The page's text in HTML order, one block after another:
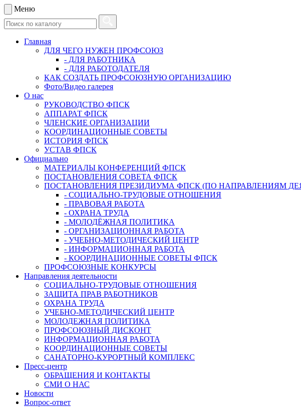
Меню
Главная
ДЛЯ ЧЕГО НУЖЕН ПРОФСОЮЗ
- ДЛЯ РАБОТНИКА
- ДЛЯ РАБОТОДАТЕЛЯ
КАК СОЗДАТЬ ПРОФСОЮЗНУЮ ОРГАНИЗАЦИЮ
Фото/Видео галерея
О нас
РУКОВОДСТВО ФПСК
АППАРАТ ФПСК
ЧЛЕНСКИЕ ОРГАНИЗАЦИИ
КООРДИНАЦИОННЫЕ СОВЕТЫ
ИСТОРИЯ ФПСК
УСТАВ ФПСК
Официально
МАТЕРИАЛЫ КОНФЕРЕНЦИЙ ФПСК
ПОСТАНОВЛЕНИЯ СОВЕТА ФПСК
ПОСТАНОВЛЕНИЯ ПРЕЗИДИУМА ФПСК (ПО НАПРАВЛЕНИЯМ
- СОЦИАЛЬНО-ТРУДОВЫЕ ОТНОШЕНИЯ
- ПРАВОВАЯ РАБОТА
- ОХРАНА ТРУДА
- МОЛОДЁЖНАЯ ПОЛИТИКА
- ОРГАНИЗАЦИОННАЯ РАБОТА
- УЧЕБНО-МЕТОДИЧЕСКИЙ ЦЕНТР
- ИНФОРМАЦИОННАЯ РАБОТА
- КООРДИНАЦИОННЫЕ СОВЕТЫ ФПСК
ПРОФСОЮЗНЫЕ КОНКУРСЫ
Направления деятельности
СОЦИАЛЬНО-ТРУДОВЫЕ ОТНОШЕНИЯ
ЗАЩИТА ПРАВ РАБОТНИКОВ
ОХРАНА ТРУДА
УЧЕБНО-МЕТОДИЧЕСКИЙ ЦЕНТР
МОЛОДЕЖНАЯ ПОЛИТИКА
ПРОФСОЮЗНЫЙ ДИСКОНТ
ИНФОРМАЦИОННАЯ РАБОТА
КООРДИНАЦИОННЫЕ СОВЕТЫ
САНАТОРНО-КУРОРТНЫЙ КОМПЛЕКС
Пресс-центр
ОБРАЩЕНИЯ И КОНТАКТЫ
СМИ О НАС
Новости
Вопрос-ответ